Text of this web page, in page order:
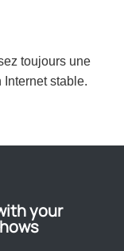
toujours une
stable.
your